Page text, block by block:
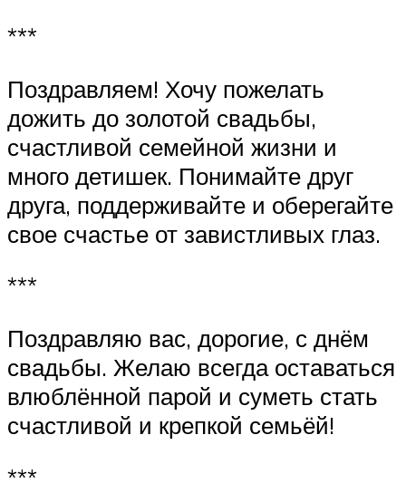
***
Поздравляем! Хочу пожелать
дожить до золотой свадьбы,
счастливой семейной жизни и
много детишек. Понимайте друг
друга, поддерживайте и оберегайте
свое счастье от завистливых глаз.
***
Поздравляю вас, дорогие, с днём
свадьбы. Желаю всегда оставаться
влюблённой парой и суметь стать
счастливой и крепкой семьёй!
***